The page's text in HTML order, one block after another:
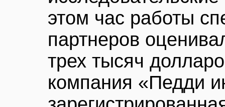
этом час работы
партнеров
трех тысяч
компания «Педди